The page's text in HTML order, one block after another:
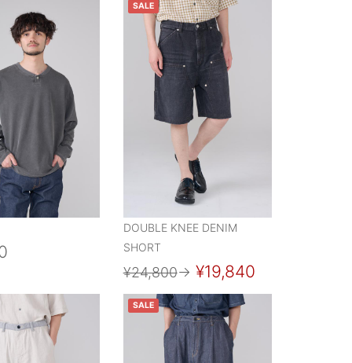
SALE
DOUBLE KNEE DENIM
SHORT
¥24,800→ ¥19,840
SALE